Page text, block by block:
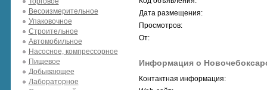
Весоизмерительное
Упаковочное
Строительное
Автомобильное
Насосное, компрессорное
Пищевое
Добывающее
Лабораторное
Дата размещения:
Просмотров:
От:
Информация о
Контактная информация: